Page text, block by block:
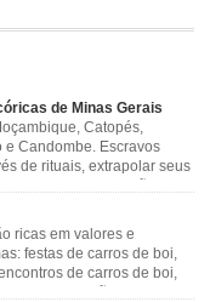
de Minas Gerais
Catopés,
Candombe. Escravos
de rituais, extrapolar seus
pela Igreja, surgindo
Senhora do […]
ricas em valores e
festas de carros de boi,
de carros de boi,